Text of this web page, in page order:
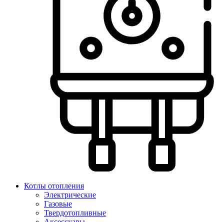
Котлы отопления
Электрические
Газовые
Твердотопливные